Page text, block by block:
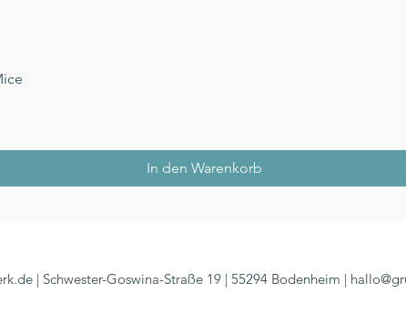
In den Warenkorb
| Schwester-Goswina-Straße 19 | 55294 Bodenheim |